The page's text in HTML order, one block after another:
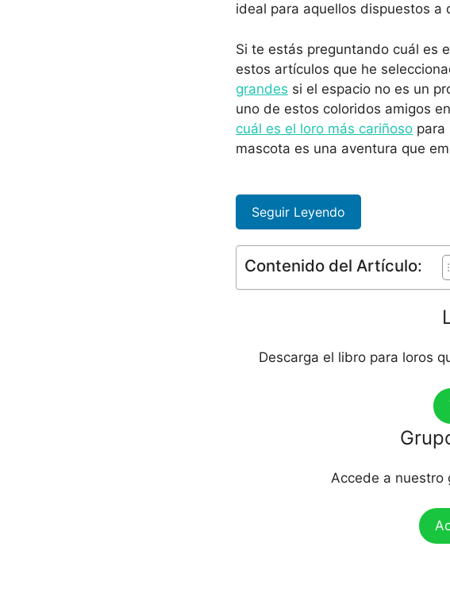
ideal para aquellos dispuestos a
Si te estás preguntando cuál es
estos artículos que he
grandes si el espacio no es un
uno de estos coloridos amigos
cuál es el loro más cariñoso para
mascota es una aventura que
Seguir Leyendo
Contenido del Artículo:
Descarga el libro para loros
Accede a nuestro